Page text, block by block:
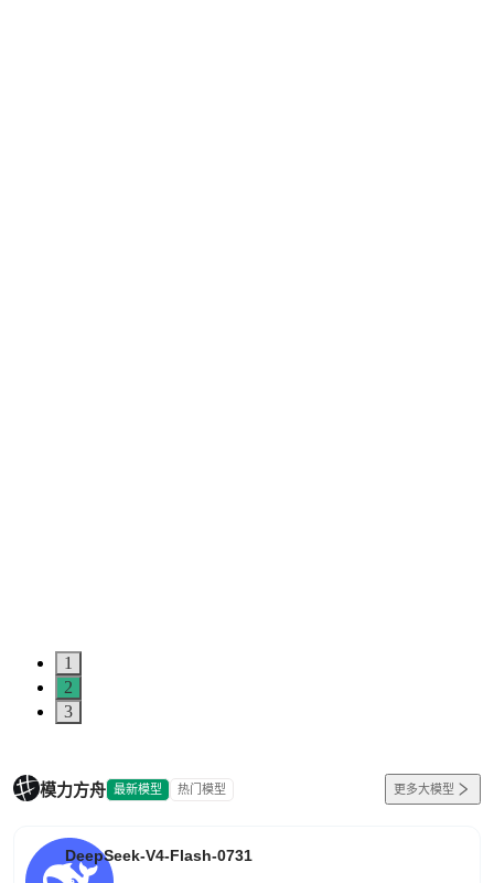
1
2
3
模力方舟 最新模型 热门模型 更多大模型
DeepSeek-V4-Flash-0731